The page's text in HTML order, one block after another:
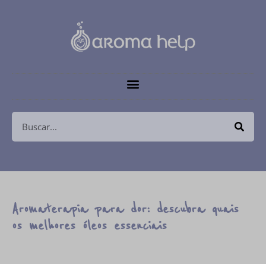
Aromaterapia para dor: descubra quais
os melhores óleos essenciais